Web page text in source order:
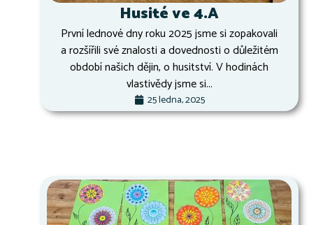
Husité ve 4.A
První lednové dny roku 2025 jsme si zopakovali
a rozšířili své znalosti a dovednosti o důležitém
období našich dějin, o husitství. V hodinách
vlastivědy jsme si...
25 ledna, 2025